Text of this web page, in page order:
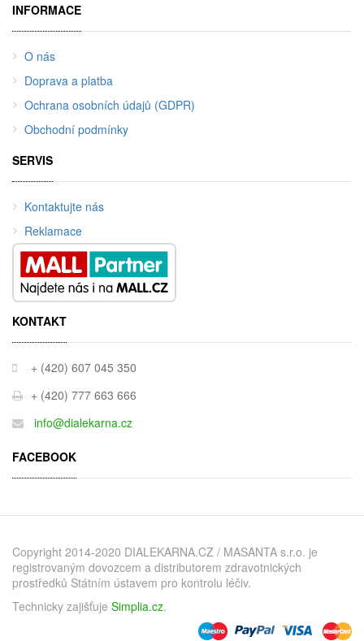
INFORMACE
O nás
Doprava a platba
Ochrana osobních údajů (GDPR)
Obchodní podmínky
SERVIS
Kontaktujte nás
Reklamace
KONTAKT
+ (420) 607 045 350
+ (420) 777 663 666
info@dialekarna.cz
FACEBOOK
Copyright 2014-2020 DIALEKARNA.CZ / MASANTA s.r.o. je
registrovaným dovozcem a distributorem zdravotnických
prostředků Státním ústavem pro kontrolu léčiv.
Technicky zajišťuje Simplia.cz.